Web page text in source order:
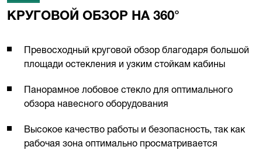
КРУГОВОЙ ОБЗОР НА 360°
Превосходный круговой обзор благодаря большой
площади остекления и узким стойкам кабины
Панорамное лобовое стекло для оптимального
обзора навесного оборудования
Высокое качество работы и безопасность, так как
рабочая зона оптимально просматривается